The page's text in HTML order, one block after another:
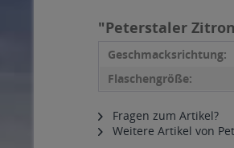
"Peterstaler
Geschmacksrichtung:
Flaschengröße:
Fragen zum Artikel?
Weitere Artikel von